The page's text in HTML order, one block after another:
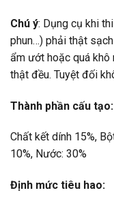
Chú ý: Dụng cụ khi
phun…) phải thật
ẩm ướt hoặc quá khô
thật đều. Tuyệt đối
Thành phần cấu tạo:
Chất kết dính 15%,
10%, Nước: 30%
Định mức tiêu hao: